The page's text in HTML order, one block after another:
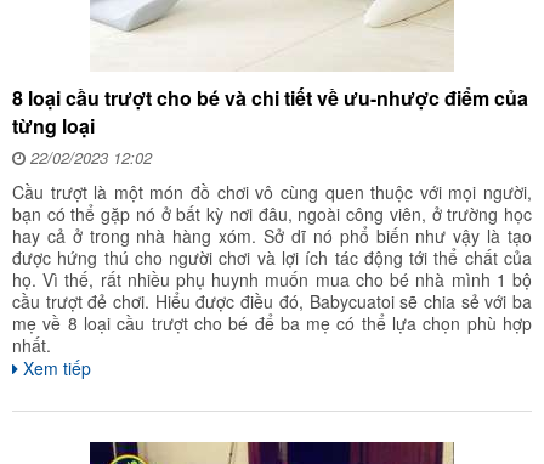
8 loại cầu trượt cho bé và chi tiết về ưu-nhược điểm của
từng loại
22/02/2023 12:02
Cầu trượt là một món đồ chơi vô cùng quen thuộc với mọi người,
bạn có thể gặp nó ở bất kỳ nơi đâu, ngoài công viên, ở trường học
hay cả ở trong nhà hàng xóm. Sở dĩ nó phổ biến như vậy là tạo
được hứng thú cho người chơi và lợi ích tác động tới thể chất của
họ. Vì thế, rất nhiều phụ huynh muốn mua cho bé nhà mình 1 bộ
cầu trượt đẻ chơi. Hiểu được điều đó, Babycuatoi sẽ chia sẻ với ba
mẹ về 8 loại cầu trượt cho bé để ba mẹ có thể lựa chọn phù hợp
nhất.
Xem tiếp